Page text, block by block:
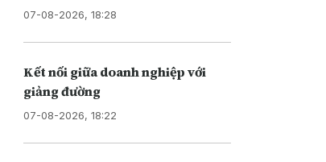
07-08-2026, 18:28
Kết nối giữa doanh nghiệp với
giảng đường
07-08-2026, 18:22